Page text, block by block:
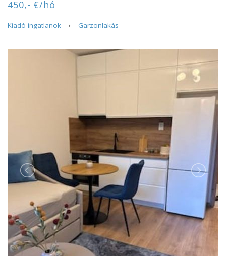
450,- €/hó
Kiadó ingatlanok Garzonlakás